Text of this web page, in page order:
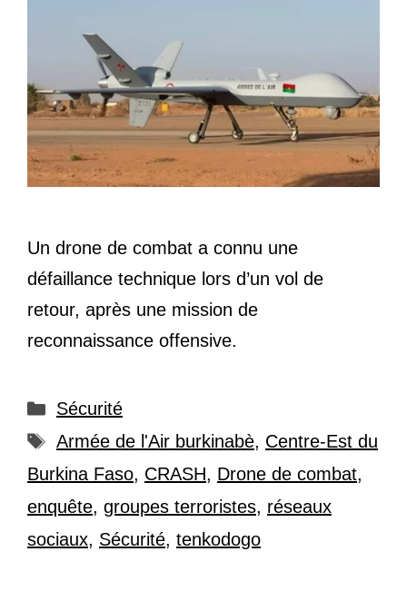
Un drone de combat a connu une
défaillance technique lors d’un vol de
retour, après une mission de
reconnaissance offensive.
Catégories
Sécurité
Étiquettes
Armée de l'Air burkinabè, Centre-Est du
Burkina Faso, CRASH, Drone de combat,
enquête, groupes terroristes, réseaux
sociaux, Sécurité, tenkodogo